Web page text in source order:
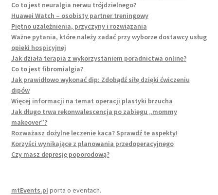
Co to jest neuralgia nerwu trójdzielnego?
Huawei Watch – osobisty partner treningowy
Piętno uzależnienia, przyczyny i rozwiązania
Ważne pytania, które należy zadać przy wyborze dostawcy usług
opieki hospicyjnej
Jak działa terapia z wykorzystaniem poradnictwa online?
Co to jest fibromialgia?
Jak prawidłowo wykonać dip: Zdobądź siłę dzięki ćwiczeniu
dipów
Więcej informacji na temat operacji plastyki brzucha
Jak długo trwa rekonwalescencja po zabiegu „mommy
makeover”?
Rozważasz dożylne leczenie kaca? Sprawdź te aspekty!
Korzyści wynikające z planowania przedoperacyjnego
Czy masz depresję poporodową?
mtEvents.plporta o eventach.